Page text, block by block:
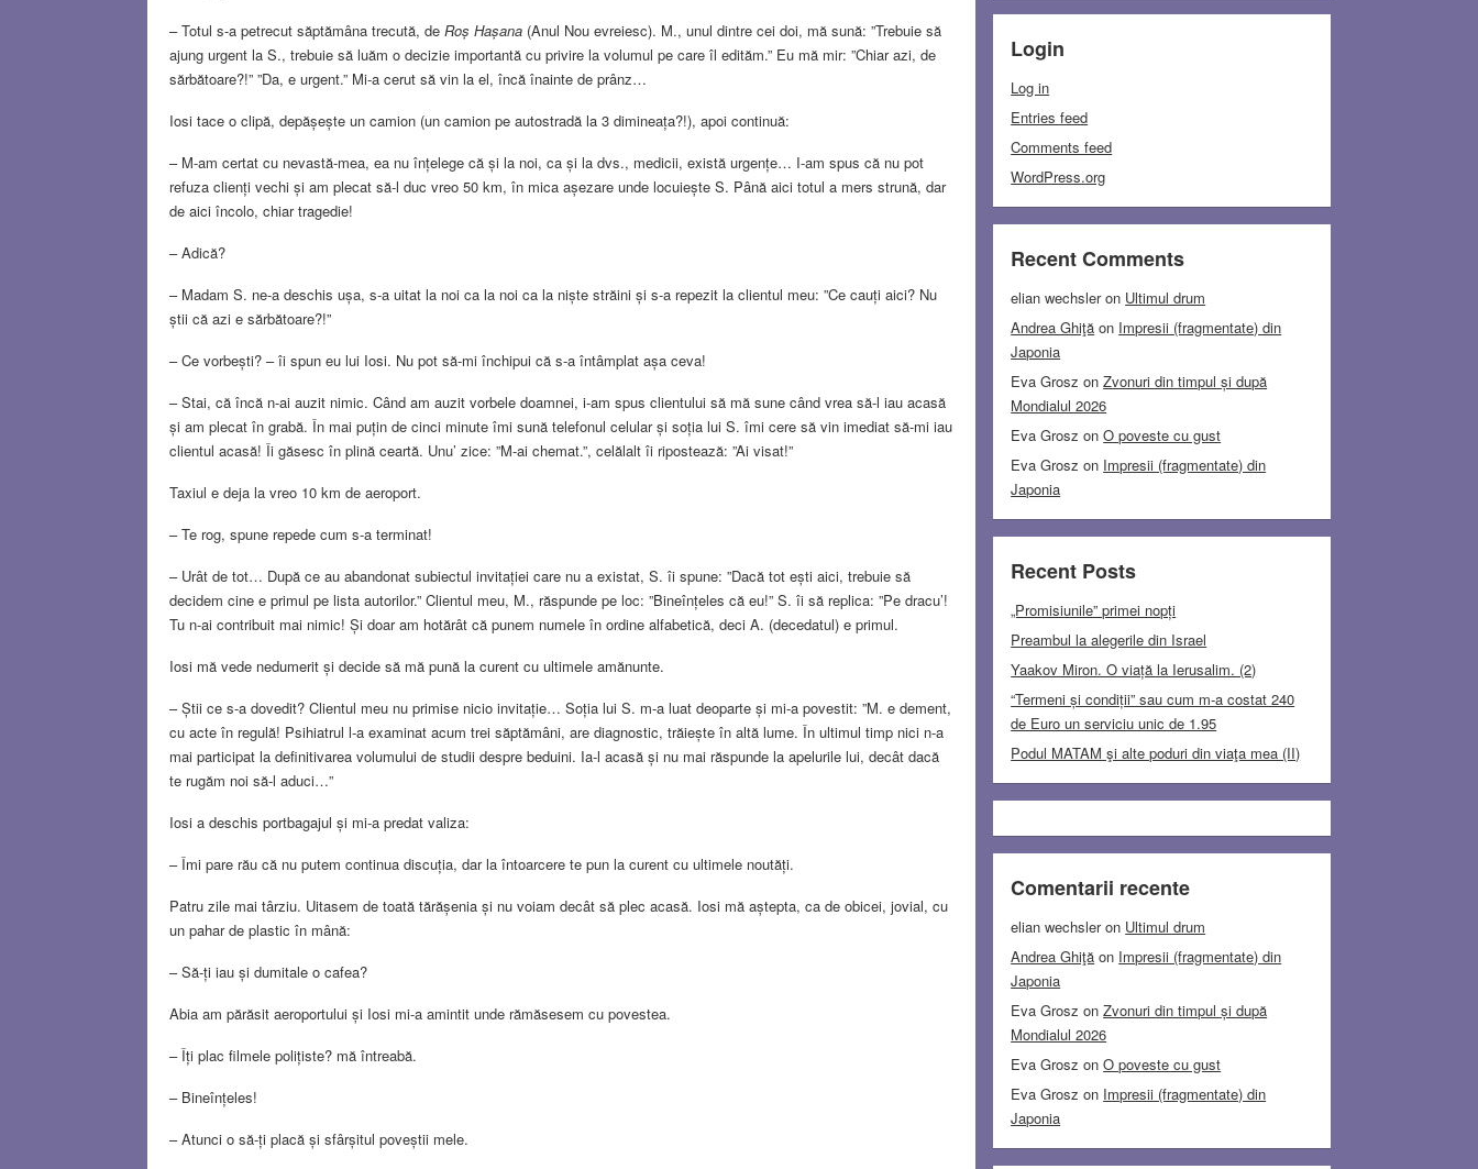
– Totul s-a petrecut săptămâna trecută, deRoș Hașana (Anul Nou evreiesc). M., unul dintre cei doi, mă sună: ”Trebuie să
ajung urgent la S., trebuie să luăm o decizie importantă cu privire la volumul pe care îl edităm.” Eu mă mir: ”Chiar azi, de
sărbătoare?!” ”Da, e urgent.” Mi-a cerut să vin la el, încă înainte de prânz…
Iosi tace o clipă, depășește un camion (un camion pe autostradă la 3 dimineața?!), apoi continuă:
– M-am certat cu nevastă-mea, ea nu înțelege că și la noi, ca și la dvs., medicii, există urgențe… I-am spus că nu pot
refuza clienți vechi și am plecat să-l duc vreo 50 km, în mica așezare unde locuiește S. Până aici totul a mers strună, dar
de aici încolo, chiar tragedie!
– Adică?
– Madam S. ne-a deschis ușa, s-a uitat la noi ca la noi ca la niște străini și s-a repezit la clientul meu: ”Ce cauți aici? Nu
știi că azi e sărbătoare?!”
– Ce vorbești? – îi spun eu lui Iosi. Nu pot să-mi închipui că s-a întâmplat așa ceva!
– Stai, că încă n-ai auzit nimic. Când am auzit vorbele doamnei, i-am spus clientului să mă sune când vrea să-l iau acasă
și am plecat în grabă. În mai puțin de cinci minute îmi sună telefonul celular și soția lui S. îmi cere să vin imediat să-mi iau
clientul acasă! Îi găsesc în plină ceartă. Unu’ zice: ”M-ai chemat.”, celălalt îi ripostează: ”Ai visat!”
Taxiul e deja la vreo 10 km de aeroport.
– Te rog, spune repede cum s-a terminat!
– Urât de tot… După ce au abandonat subiectul invitației care nu a existat, S. îi spune: ”Dacă tot ești aici, trebuie să
decidem cine e primul pe lista autorilor.” Clientul meu, M., răspunde pe loc: ”Bineînțeles că eu!” S. îi să replica: ”Pe dracu’!
Tu n-ai contribuit mai nimic! Și doar am hotărât că punem numele în ordine alfabetică, deci A. (decedatul) e primul.
Iosi mă vede nedumerit și decide să mă pună la curent cu ultimele amănunte.
– Știi ce s-a dovedit? Clientul meu nu primise nicio invitație… Soția lui S. m-a luat deoparte și mi-a povestit: ”M. e dement,
cu acte în regulă! Psihiatrul l-a examinat acum trei săptămâni, are diagnostic, trăiește în altă lume. În ultimul timp nici n-a
mai participat la definitivarea volumului de studii despre beduini. Ia-l acasă și nu mai răspunde la apelurile lui, decât dacă
te rugăm noi să-l aduci…”
Iosi a deschis portbagajul și mi-a predat valiza:
– Îmi pare rău că nu putem continua discuția, dar la întoarcere te pun la curent cu ultimele noutăți.
Patru zile mai târziu. Uitasem de toată tărășenia și nu voiam decât să plec acasă. Iosi mă aștepta, ca de obicei, jovial, cu
un pahar de plastic în mână:
– Să-ți iau și dumitale o cafea?
Abia am părăsit aeroportului și Iosi mi-a amintit unde rămăsesem cu povestea.
– Îți plac filmele polițiste? mă întreabă.
– Bineînțeles!
– Atunci o să-ți placă și sfârșitul poveștii mele.
Login
Log in
Entries feed
Comments feed
WordPress.org
Recent Comments
elian wechsleron Ultimul drum
Andrea Ghiţă on Impresii (fragmentate) din
Japonia
Eva Grosz onZvonuri din timpul și după
Mondialul 2026
Eva Grosz onO poveste cu gust
Eva Grosz on Impresii (fragmentate) din
Japonia
Recent Posts
„Promisiunile” primei nopți
Preambul la alegerile din Israel
Yaakov Miron. O viață la Ierusalim. (2)
“Termeni și condiții” sau cum m-a costat 240
de Euro un serviciu unic de 1.95
Podul MATAM şi alte poduri din viaţa mea (II)
Comentarii recente
elian wechsleron Ultimul drum
Andrea Ghiţă on Impresii (fragmentate) din
Japonia
Eva Grosz onZvonuri din timpul și după
Mondialul 2026
Eva Grosz onO poveste cu gust
Eva Grosz on Impresii (fragmentate) din
Japonia